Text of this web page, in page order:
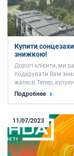
Купити
знижкою!
Дорогі клієнти, ми
подарувати Вам
жалюзі.Тепер,
“під ключ” Ви
за вигідною ціною.
Подробнее
11/07/2023